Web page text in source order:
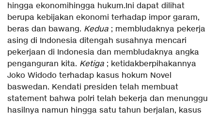
hingga ekonomihingga hukum.Ini dapat dilihat
berupa kebijakan ekonomi terhadap impor garam,
beras dan bawang. Kedua ; membludaknya pekerja
asing di Indonesia ditengah susahnya mencari
pekerjaan di Indonesia dan membludaknya angka
penganguran kita. Ketiga ; ketidakberpihakannya
Joko Widodo terhadap kasus hokum Novel
baswedan. Kendati presiden telah membuat
statement bahwa polri telah bekerja dan menunggu
hasilnya namun hingga satu tahun berjalan, kasus